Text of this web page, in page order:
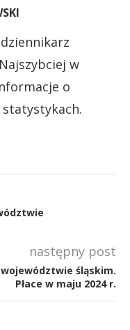
w
o
następny post
śląskim.
Płace w maju 2024 r.